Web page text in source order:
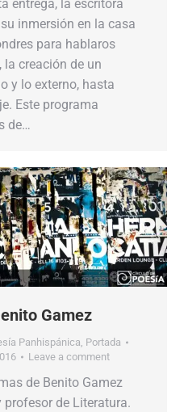
entrega, la escritora
inmersión en la casa
para hablaros
la creación de un
y lo externo, hasta
Este programa
de…
Gamez
Panhispánica, Portada
Leave a comment
de Benito Gamez
de Literatura.